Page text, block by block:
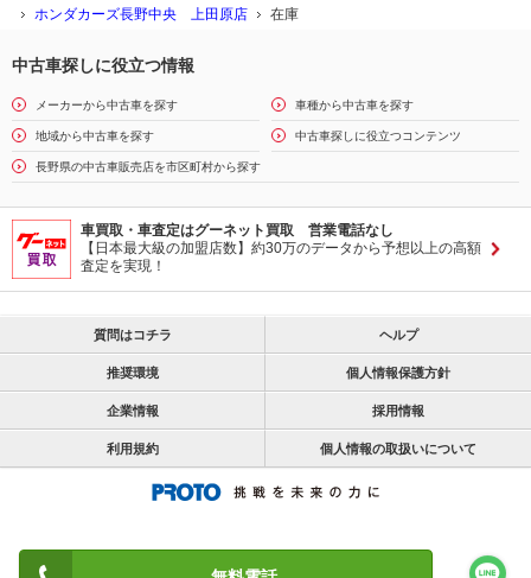
ホンダカーズ長野中央 上田原店
在庫
中古車探しに役立つ情報
メーカーから中古車を探す 車種から中古車を探す
地域から中古車を探す 中古車探しに役立つコンテンツ
長野県の中古車販売店を市区町村から探す
車買取・車査定はグーネット買取 営業電話なし
【日本最大級の加盟店数】約30万のデータから予想以上の高額
査定を実現！
質問はコチラ ヘルプ
推奨環境 個人情報保護方針
企業情報 採用情報
利用規約 個人情報の取扱いについて